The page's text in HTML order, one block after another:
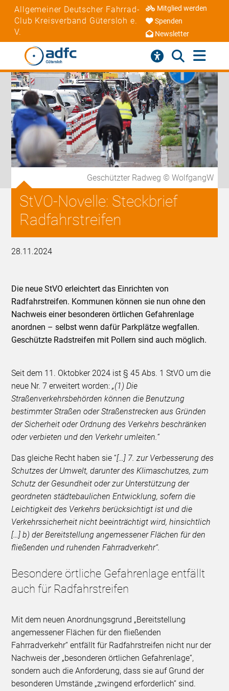
Allgemeiner Deutscher Fahrrad-
Club Kreisverband Gütersloh e.
V.
Mitglied werden
Spenden
Newsletter
Geschützter Radweg © WolfgangW
StVO-Novelle: Steckbrief
Radfahrstreifen
28.11.2024
Die neue StVO erleichtert das Einrichten von
Radfahrstreifen. Kommunen können sie nun ohne den
Nachweis einer besonderen örtlichen Gefahrenlage
anordnen – selbst wenn dafür Parkplätze wegfallen.
Geschützte Radstreifen mit Pollern sind auch möglich.
Seit dem 11. Oktobker 2024 ist § 45 Abs. 1 StVO um die
neue Nr. 7 erweitert worden:„(1) Die
Straßenverkehrsbehörden können die Benutzung
bestimmter Straßen oder Straßenstrecken aus Gründen
der Sicherheit oder Ordnung des Verkehrs beschränken
oder verbieten und den Verkehr umleiten.“
Das gleiche Recht haben sie “[…] 7. zur Verbesserung des
Schutzes der Umwelt, darunter des Klimaschutzes, zum
Schutz der Gesundheit oder zur Unterstützung der
geordneten städtebaulichen Entwicklung, sofern die
Leichtigkeit des Verkehrs berücksichtigt ist und die
Verkehrssicherheit nicht beeinträchtigt wird, hinsichtlich
[…] b) der Bereitstellung angemessener Flächen für den
fließenden und ruhenden Fahrradverkehr“.
Besondere örtliche Gefahrenlage entfällt
auch für Radfahrstreifen
Mit dem neuen Anordnungsgrund „Bereitstellung
angemessener Flächen für den fließenden
Fahrradverkehr“ entfällt für Radfahrstreifen nicht nur der
Nachweis der „besonderen örtlichen Gefahrenlage“,
sondern auch die Anforderung, dass sie auf Grund der
besonderen Umstände „zwingend erforderlich“ sind.